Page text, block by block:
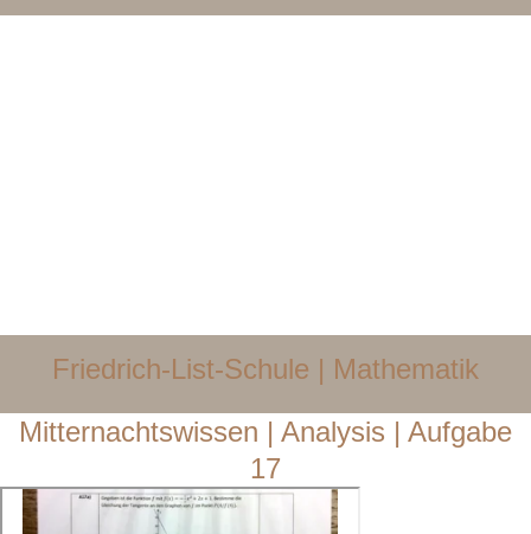
Friedrich-List-Schule | Mathematik​
Mitternachtswissen | Analysis | Aufgabe
17